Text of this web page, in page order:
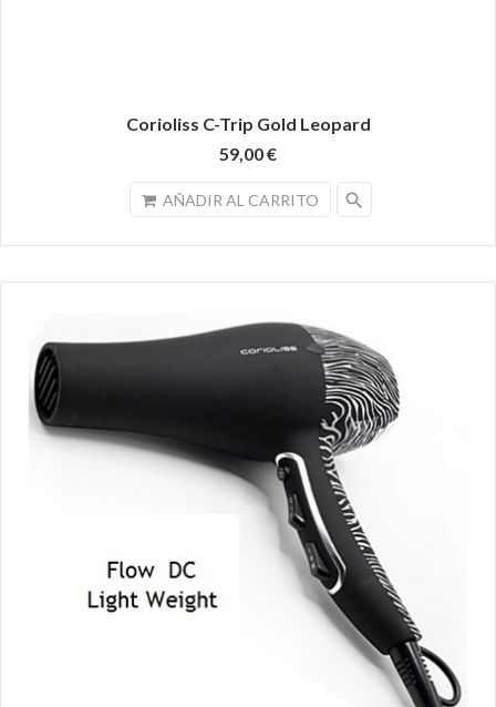
Corioliss C-Trip Gold Leopard
59,00 €
AÑADIR AL CARRITO search